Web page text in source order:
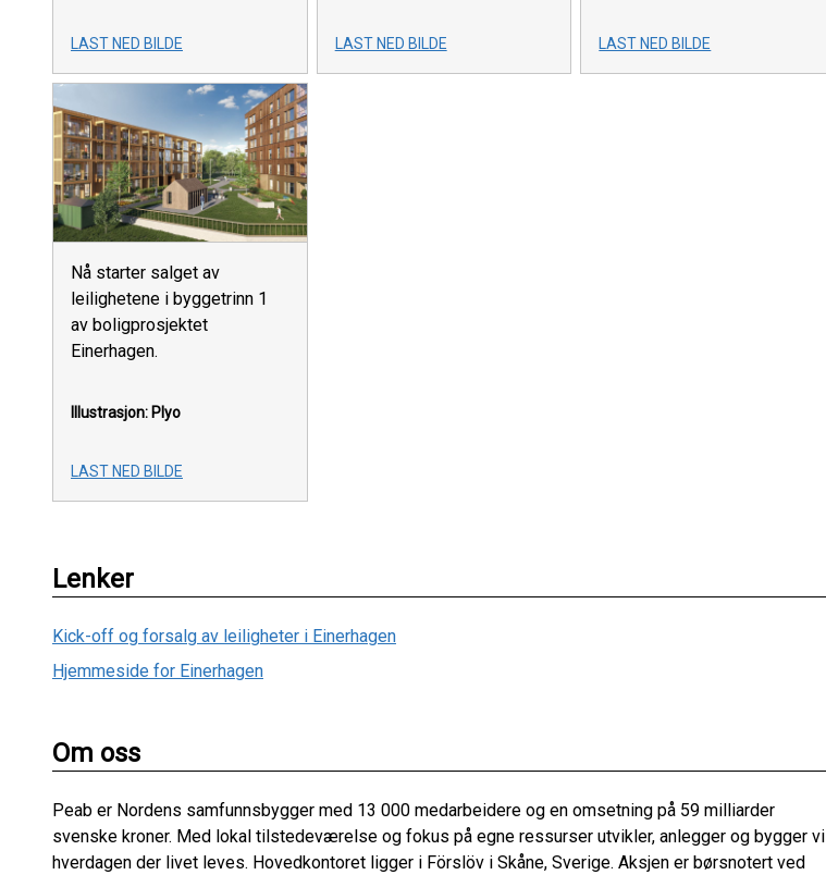
LAST NED BILDE LAST NED BILDE LAST NED BILDE
Nå starter salget av
leilighetene i byggetrinn 1
av boligprosjektet
Einerhagen.
Illustrasjon: Plyo
LAST NED BILDE
Lenker
Kick-off og forsalg av leiligheter i Einerhagen
Hjemmeside for Einerhagen
Om oss
Peab er Nordens samfunnsbygger med 13 000 medarbeidere og en omsetning på 59 milliarder
svenske kroner. Med lokal tilstedeværelse og fokus på egne ressurser utvikler, anlegger og bygger vi
hverdagen der livet leves. Hovedkontoret ligger i Förslöv i Skåne, Sverige. Aksjen er børsnotert ved